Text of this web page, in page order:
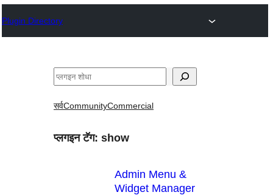
Plugin Directory
शोधा
सर्वCommunityCommercial
प्लगइन टॅग: show
Admin Menu &
Widget Manager